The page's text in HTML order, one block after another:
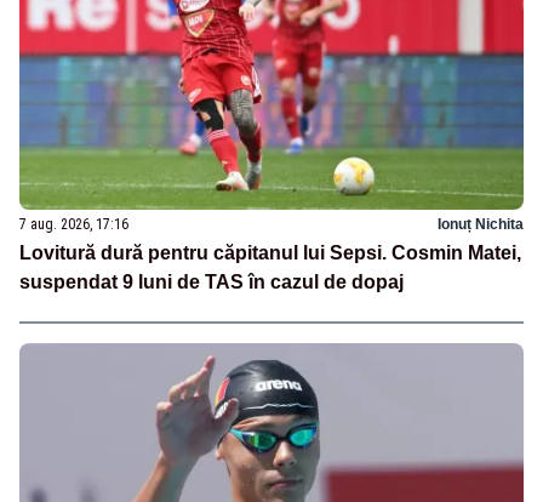
7 aug. 2026, 17:16 Ionuț Nichita
Lovitură dură pentru căpitanul lui Sepsi. Cosmin Matei,
suspendat 9 luni de TAS în cazul de dopaj